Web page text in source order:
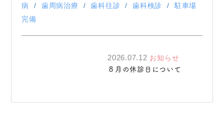
病
歯周病治療 歯科往診 歯科検診
駐車場
完備
2026.07.12 お知らせ
８月の休診日について